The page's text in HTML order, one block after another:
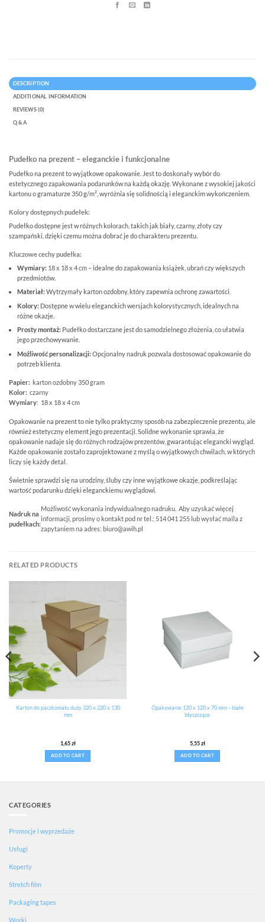
DESCRIPTION
ADDITIONAL INFORMATION
REVIEWS (0)
Q & A
Pudełko na prezent – eleganckie i funkcjonalne
Pudełko na prezent to wyjątkowe opakowanie. Jest to doskonały wybór do
estetycznego zapakowania podarunków na każdą okazję. Wykonane z wysokiej jakości
kartonu o gramaturze 350 g/m², wyróżnia się solidnością i eleganckim wykończeniem.
Kolory dostępnych pudełek:
Pudełko dostępne jest w różnych kolorach, takich jak biały, czarny, złoty czy
szampański, dzięki czemu można dobrać je do charakteru prezentu.
Kluczowe cechy pudełka:
Wymiary: 18 x 18 x 4 cm – idealne do zapakowania książek, ubrań czy większych
przedmiotów.
Materiał:Wytrzymały karton ozdobny, który zapewnia ochronę zawartości.
Kolory: Dostępne w wielu eleganckich wersjach kolorystycznych, idealnych na
różne okazje.
Prosty montaż: Pudełko dostarczane jest do samodzielnego złożenia, co ułatwia
jego przechowywanie.
Możliwość personalizacji:Opcjonalny nadruk pozwala dostosować opakowanie do
potrzeb klienta.
Papier: karton ozdobny 350 gram
Kolor: czarny
Wymiary: 18 x 18 x 4 cm
Opakowanie na prezent to nie tylko praktyczny sposób na zabezpieczenie prezentu, ale
również estetyczny element jego prezentacji. Solidne wykonanie sprawia, że
opakowanie nadaje się do różnych rodzajów prezentów, gwarantując elegancki wygląd.
Każde opakowanie zostało zaprojektowane z myślą o wyjątkowych chwilach, w których
liczy się każdy detal.
Świetnie sprawdzi się na urodziny, śluby czy inne wyjątkowe okazje, podkreślając
wartość podarunku dzięki eleganckiemu wyglądowi.
Nadruk na
pudełkach:
Możliwość wykonania indywidualnego nadruku. Aby uzyskać więcej
informacji, prosimy o kontakt pod nr tel.: 514 041 255 lub wysłać maila z
zapytaniem na adres: biuro@awih.pl
RELATED PRODUCTS
Karton do paczkomatu duży 320 x 220 x 130
mm
1,65zł
ADD TO CART
Opakowanie 120 x 120 x 70 mm – białe
błyszczące
5,55zł
ADD TO CART
CATEGORIES
Promocje i wyprzedaże
Usługi
Koperty
Stretch film
Packaging tapes
Worki